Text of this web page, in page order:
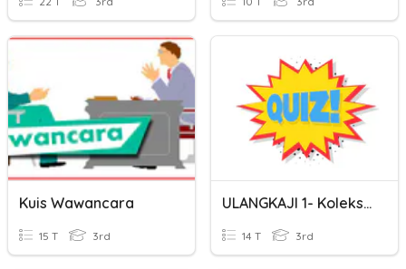
Kuis Wawancara
15 T 3rd
ULANGKAJI 1- Koleksi Spm
14 T 3rd